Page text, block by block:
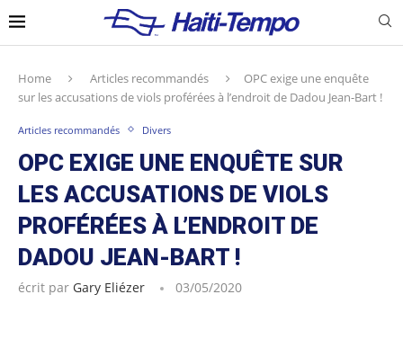
Home Articles recommandés
OPC exige une enquête
sur les accusations de viols proférées à l’endroit de Dadou Jean-Bart !
Articles recommandés Divers
OPC EXIGE UNE ENQUÊTE SUR
LES ACCUSATIONS DE VIOLS
PROFÉRÉES À L’ENDROIT DE
DADOU JEAN-BART !
écrit par Gary Eliézer 03/05/2020